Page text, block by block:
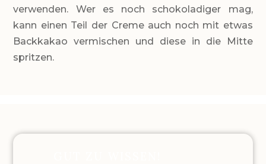
verwenden. Wer es noch schokoladiger mag,
kann einen Teil der Creme auch noch mit etwas
Backkakao vermischen und diese in die Mitte
spritzen.